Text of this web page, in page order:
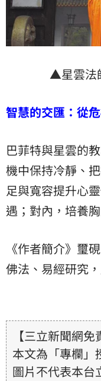
▲星雲法
智慧的交匯：從
巴菲特與星雲的
機中保持冷靜、
足與寬容提升心
遇；對內，培養
《作者簡介》璽
佛法、易經研究，
【三立新聞網免
本文為「專欄」
圖片不代表本台